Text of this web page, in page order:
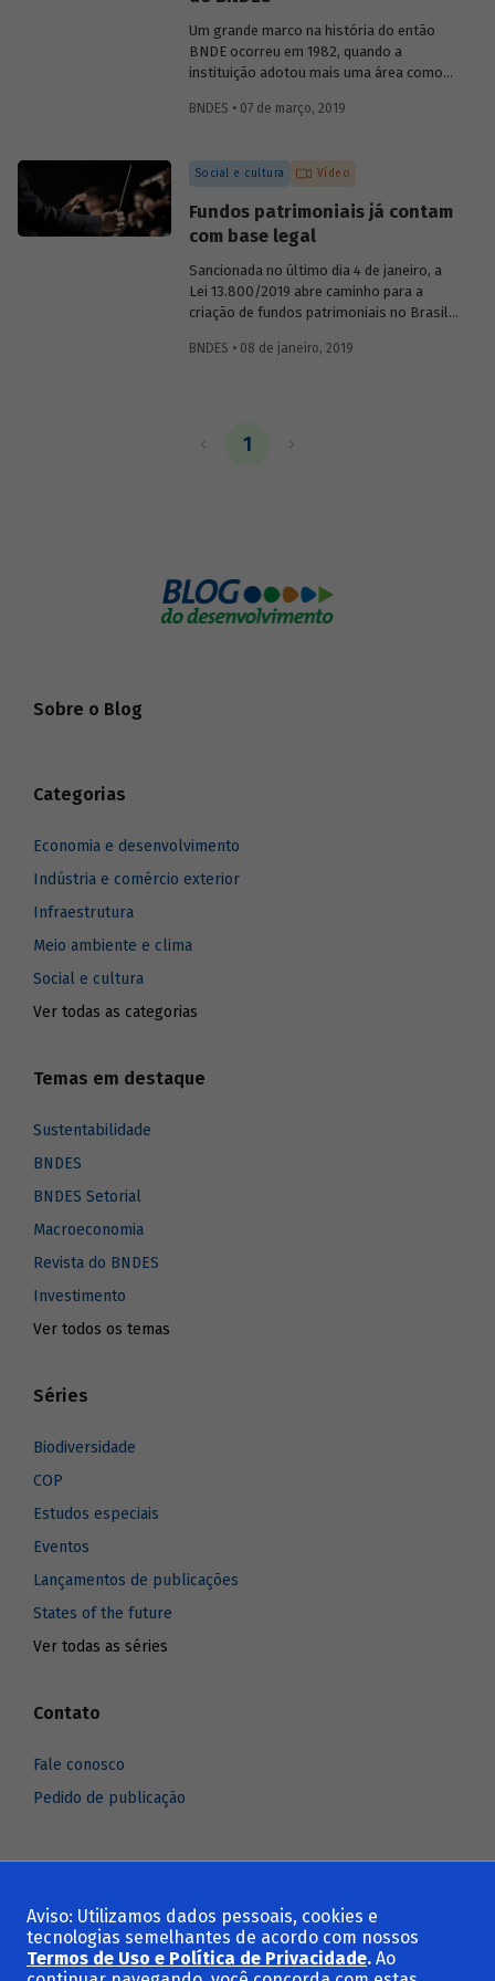
teve o S de "social" incorporado a sua
sigla nos anos 1980.
Um grande marco na história do então
BNDE ocorreu em 1982, quando a
instituição adotou mais uma área como
Banco Nacional de Desenvolvimento
resolveram os problemas sociais, ao
contrário, eles pareciam ter se agravado
no país. Era preciso conciliar
desenvolvimento econômico e
desenvolvimento social. Conheça um
pouco sobre a atuação da instituição na
promoção da inclusão social ao longo de
sua história.
BNDES • 07 de março, 2019
Social e cultura Vídeo
Fundos patrimoniais já contam
com base legal
Sancionada no último dia 4 de janeiro, a
Lei 13.800/2019 abre caminho para a
criação de fundos patrimoniais no Brasil.
trabalho de discussão do tema e
pela chefe do Departamento de Educação
BNDES • 08 de janeiro, 2019
1
Sobre o Blog
Categorias
Economia e desenvolvimento
Indústria e comércio exterior
Infraestrutura
Meio ambiente e clima
Social e cultura
Ver todas as categorias
Temas em destaque
Sustentabilidade
BNDES
BNDES Setorial
Macroeconomia
Revista do BNDES
Investimento
Ver todos os temas
Séries
Biodiversidade
COP
Estudos especiais
Eventos
Lançamentos de publicações
States of the future
Ver todas as séries
Contato
Fale conosco
Pedido de publicação
Voltar ao topo
Aviso: Utilizamos dados pessoais, cookies e
tecnologias semelhantes de acordo com nossos
Termos de Uso e Política de Privacidade. Ao